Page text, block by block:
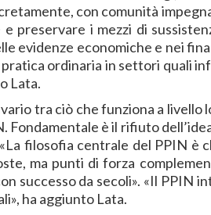
con comunità
preservare i mezzi di
evidenze economiche e nei
ordinaria in settori quali
Lata.
tra ciò che funziona a
Fondamentale è il rifiuto
filosofia centrale del PPIN è
ma punti di forza
successo da secoli». «Il PPIN
ha aggiunto Lata.